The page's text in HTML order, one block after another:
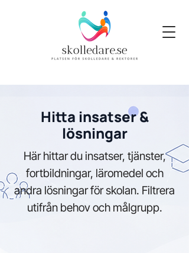
Hitta insatser &
lösningar
Här hittar du insatser, tjänster,
fortbildningar, läromedel och
andra lösningar för skolan. Filtrera
utifrån behov och målgrupp.